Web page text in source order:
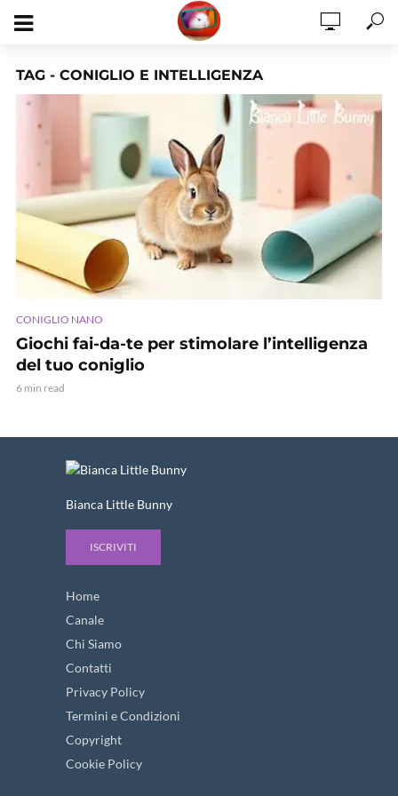
TAG - CONIGLIO E INTELLIGENZA
CONIGLIO NANO
Giochi fai-da-te per stimolare l’intelligenza
del tuo coniglio
6 min read
Bianca Little Bunny
ISCRIVITI
Home
Canale
Chi Siamo
Contatti
Privacy Policy
Termini e Condizioni
Copyright
Cookie Policy